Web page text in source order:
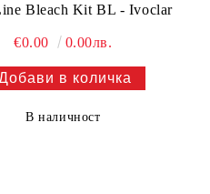
Bleach Kit BL - Ivoclar
€0.00 0.00лв.
В наличност